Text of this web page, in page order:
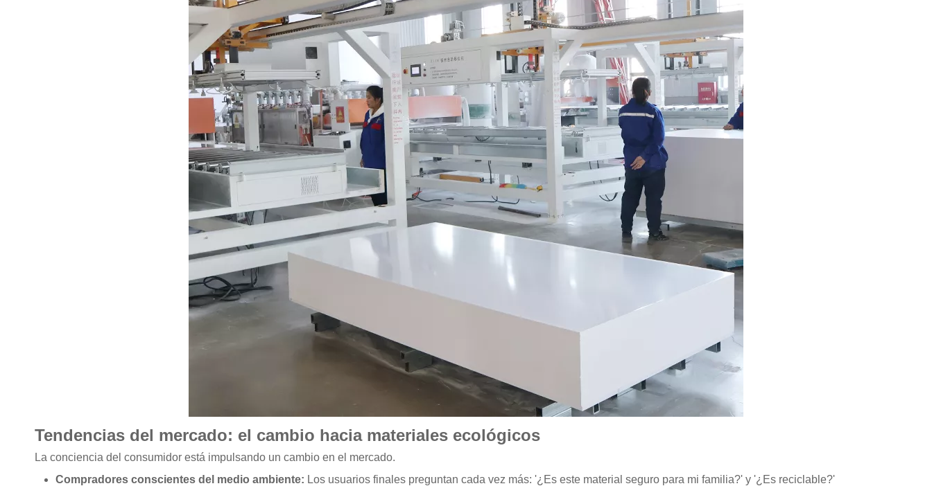
Tendencias del mercado: el cambio hacia materiales ecológicos
La conciencia del consumidor está impulsando un cambio en el mercado.
Compradores conscientes del medio ambiente: Los usuarios finales preguntan cada vez más: '¿Es este material seguro para mi familia?' y '¿Es reciclable?'